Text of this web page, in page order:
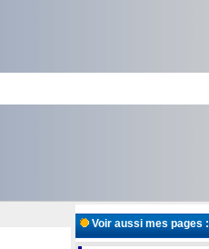
Voir aussi mes pages :